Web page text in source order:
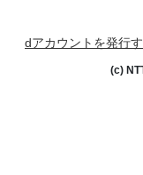
dアカウントを発行
(c)